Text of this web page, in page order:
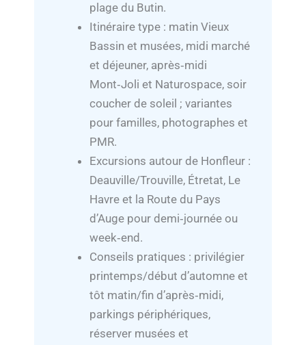
plage du Butin.
Itinéraire type : matin Vieux
Bassin et musées, midi marché
et déjeuner, après‑midi
Mont‑Joli et Naturospace, soir
coucher de soleil ; variantes
pour familles, photographes et
PMR.
Excursions autour de Honfleur :
Deauville/Trouville, Étretat, Le
Havre et la Route du Pays
d’Auge pour demi‑journée ou
week‑end.
Conseils pratiques : privilégier
printemps/début d’automne et
tôt matin/fin d’après‑midi,
parkings périphériques,
réserver musées et